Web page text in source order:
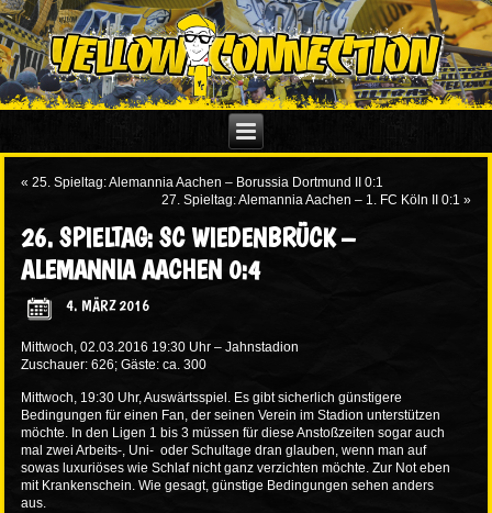
«25. Spieltag: Alemannia Aachen – Borussia Dortmund II 0:1
27. Spieltag: Alemannia Aachen – 1. FC Köln II 0:1 »
26. SPIELTAG: SC WIEDENBRÜCK –
ALEMANNIA AACHEN 0:4
4. MÄRZ 2016
Mittwoch, 02.03.2016 19:30 Uhr – Jahnstadion
Zuschauer: 626; Gäste: ca. 300
Mittwoch, 19:30 Uhr, Auswärtsspiel. Es gibt sicherlich günstigere
Bedingungen für einen Fan, der seinen Verein im Stadion unterstützen
möchte. In den Ligen 1 bis 3 müssen für diese Anstoßzeiten sogar auch
mal zwei Arbeits-, Uni- oder Schultage dran glauben, wenn man auf
sowas luxuriöses wie Schlaf nicht ganz verzichten möchte. Zur Not eben
mit Krankenschein. Wie gesagt, günstige Bedingungen sehen anders
aus.